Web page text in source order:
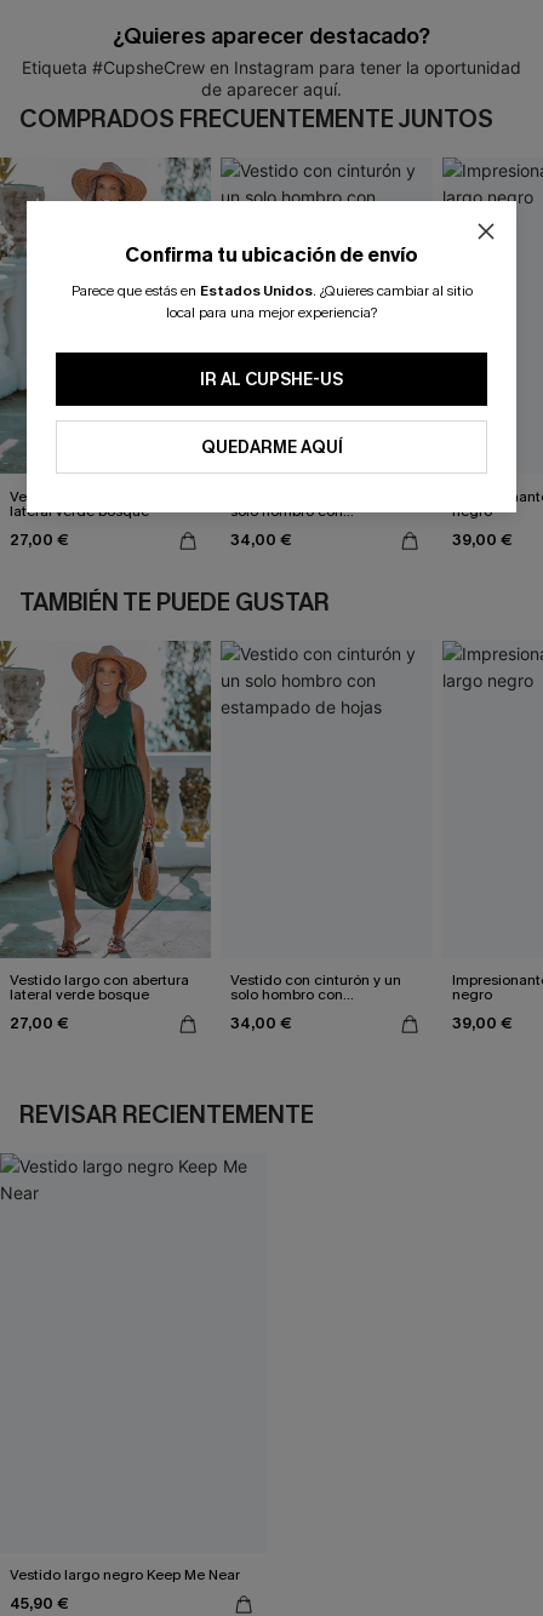
¿Quieres aparecer destacado?
Etiqueta #CupsheCrew en Instagram para tener la oportunidad
de aparecer aquí.
COMPRADOS FRECUENTEMENTE JUNTOS
Vestido largo con abertura
lateral verde bosque
27,00 €
solo hombro con
34,00 €
negro
39,00 €
TAMBIÉN TE PUEDE GUSTAR
Vestido largo con abertura
lateral verde bosque
27,00 €
Vestido con cinturón y un
solo hombro con
34,00 €
negro
39,00 €
REVISAR RECIENTEMENTE
Vestido largo negro Keep Me Near
45,90 €
Confirma tu ubicación de envío
Parece que estás en Estados Unidos. ¿Quieres cambiar al sitio
local para una mejor experiencia?
IR AL CUPSHE-US
QUEDARME AQUÍ